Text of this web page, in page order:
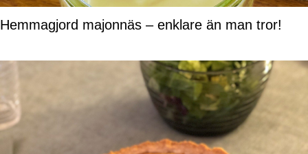
Hemmagjord majonnäs – enklare än man tror!